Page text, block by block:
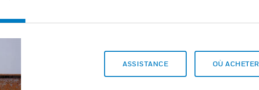
ASSISTANCE OÙ ACHETER